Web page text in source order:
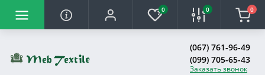
0 0 0
(067) 761-96-49
(099) 705-65-43
Заказать звонок